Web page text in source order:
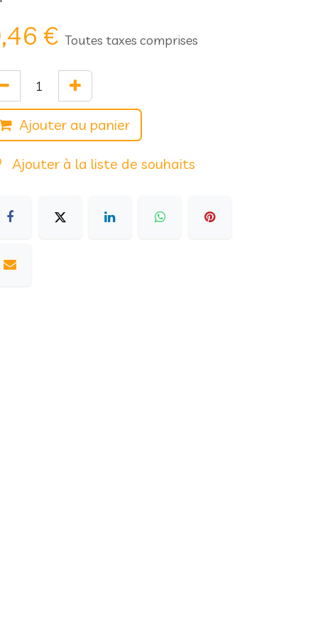
€ Toutes taxes comprises
Ajouter au panier
Ajouter à la liste de souhaits